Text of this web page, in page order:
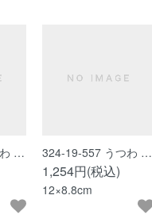
… 324-19-557 うつわ …
1,254円(税込)
12×8.8cm